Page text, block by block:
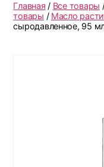
Главная / Все товары
товары / Масло
сыродавленное, 95